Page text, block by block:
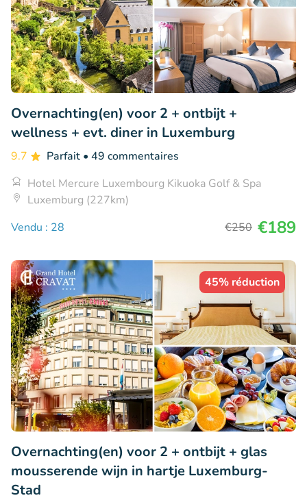
Overnachting(en) voor 2 + ontbijt +
wellness + evt. diner in Luxemburg
9.7 Parfait • 49 commentaires
Hotel Mercure Luxembourg Kikuoka Golf & Spa
Luxemburg (227km)
Vendu : 28
€250 €189
45% réduction
Overnachting(en) voor 2 + ontbijt + glas
mousserende wijn in hartje Luxemburg-
Stad